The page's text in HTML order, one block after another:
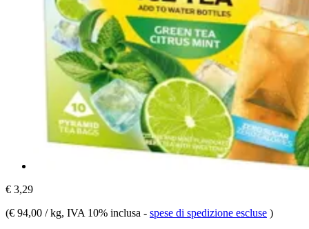
€ 3,29
(€ 94,00 / kg, IVA 10% inclusa - spese di spedizione escluse )